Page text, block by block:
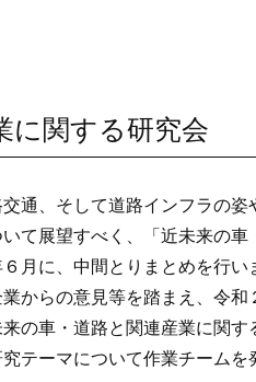
に関する研究会
通、そして道路インフラの姿
て展望すべく、「近未来の車
月に、中間とりまとめを行い
からの意見等を踏まえ、令和
の車・道路と関連産業に関す
テーマについて作業チームを